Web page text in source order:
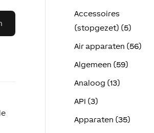
Accessoires
(stopgezet) (5)
Air apparaten (56)
Algemeen (59)
Analoog (13)
API (3)
Apparaten (35)